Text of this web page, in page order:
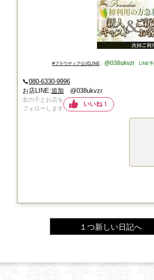
#プラウディア公式LINE： @038ukvzrLINE予
📞080-6330-9996
お店LINE:追加 @038ukvzr
女の子とお店を
フォローします
いいね！
１つ新しい日記へ